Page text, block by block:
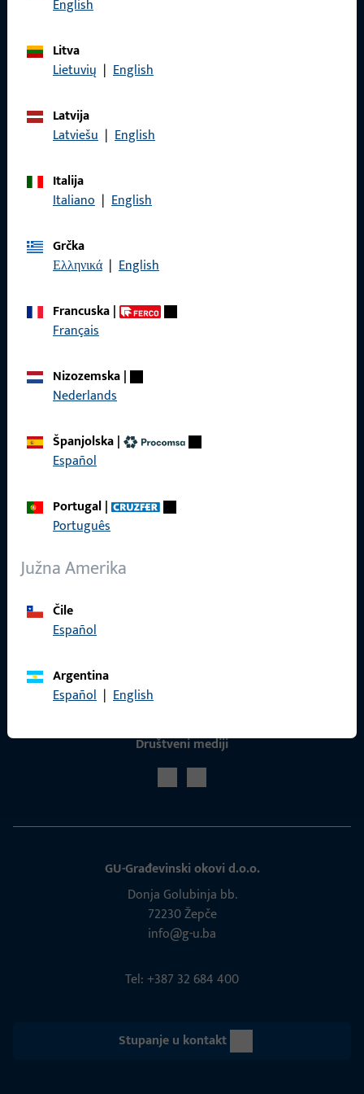
English
Litva
Lietuvių | English
Latvija
Latviešu | English
Italija
Italiano | English
Grčka
Ελληνικά | English
Francuska|
Français
Nizozemska|
Nederlands
Španjolska|
Español
Portugal|
Português
Južna Amerika
Čile
Español
Argentina
Español | English
Impressum
Opći uvjeti poslovanja
Društveni mediji
GU-Građevinski okovi d.o.o.
Donja Golubinja bb.
72230 Žepče
info@g-u.ba
Tel: +387 32 684 400
Stupanje u kontakt